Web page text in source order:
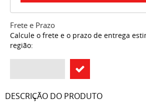
Frete e Prazo
Calcule o frete e o prazo de entrega
região:
DESCRIÇÃO DO PRODUTO